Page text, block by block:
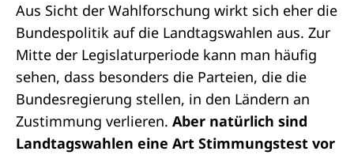
Aus Sicht der Wahlforschung wirkt sich eher die
Bundespolitik auf die Landtagswahlen aus. Zur
Mitte der Legislaturperiode kann man häufig
sehen, dass besonders die Parteien, die die
Bundesregierung stellen, in den Ländern an
Zustimmung verlieren. Aber natürlich sind
Landtagswahlen eine Art Stimmungstest vor